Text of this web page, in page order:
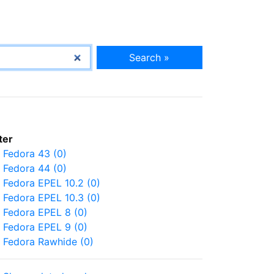
Search »
Fedora 43 (0)
Fedora 44 (0)
Fedora EPEL 10.2 (0)
Fedora EPEL 10.3 (0)
Fedora EPEL 8 (0)
Fedora EPEL 9 (0)
Fedora Rawhide (0)